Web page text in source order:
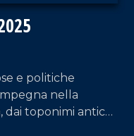
e politiche
nella
dai toponimi antichi